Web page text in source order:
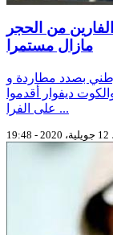
من الحجر
مازال مستمرا
بصدد مطاردة و
والكوت ديفوار أقدموا
على الفرا ...